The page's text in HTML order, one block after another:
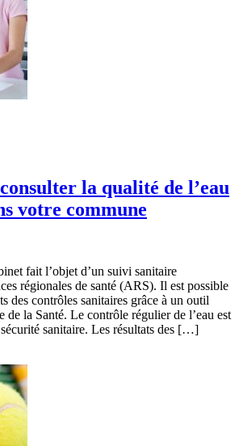
la qualité de l’eau
votre commune
fait l’objet d’un suivi sanitaire
régionales de santé (ARS). Il est possible
des contrôles sanitaires grâce à un outil
de la Santé. Le contrôle régulier de l’eau est
sanitaire. Les résultats des […]